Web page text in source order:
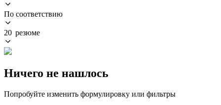
По соответствию
20 резюме
Ничего не нашлось
Попробуйте изменить формулировку или фильтры